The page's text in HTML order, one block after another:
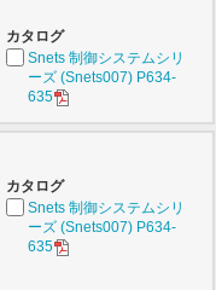
カタログ
Snets 制御システムシリ
ーズ (Snets007) P634-
635
カタログ
Snets 制御システムシリ
ーズ (Snets007) P634-
635